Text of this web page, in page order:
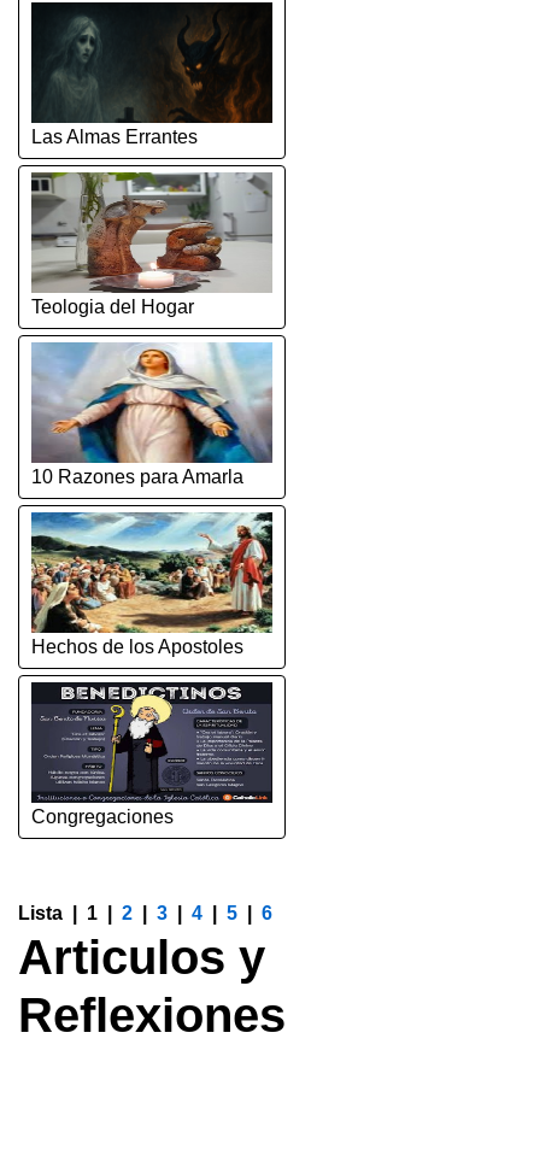
Las Almas Errantes
Teologia del Hogar
10 Razones para Amarla
Hechos de los Apostoles
Congregaciones
Lista | 1 2 3 4 5 6
Articulos y
Reflexiones